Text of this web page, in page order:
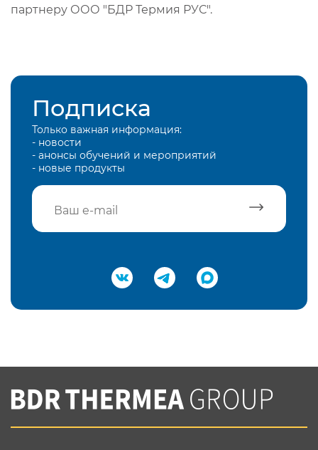
партнеру ООО "БДР Термия РУС".
Подписка
Только важная информация:
- новости
- анонсы обучений и мероприятий
- новые продукты
Подтвердить e-mail
Вы соглашаетесь с нашей политикой
конфеденциальности